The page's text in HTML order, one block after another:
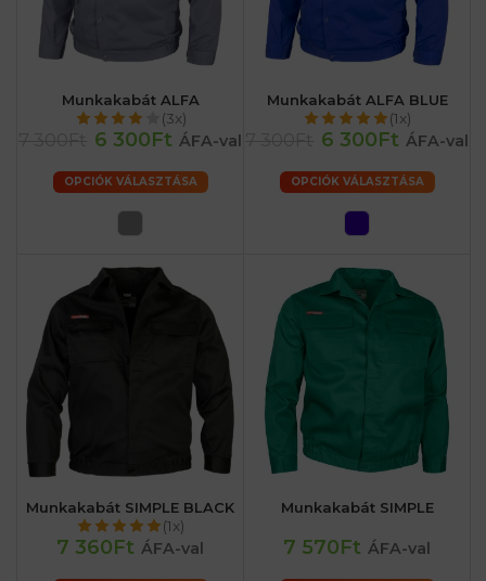
Munkakabát ALFA
(3x)
6 300Ft ÁFA-val
OPCIÓK VÁLASZTÁSA
Munkakabát ALFA BLUE
(1x)
6 300Ft ÁFA-val
OPCIÓK VÁLASZTÁSA
Munkakabát SIMPLE BLACK
(1x)
7 360Ft ÁFA-val
Munkakabát SIMPLE
7 570Ft ÁFA-val